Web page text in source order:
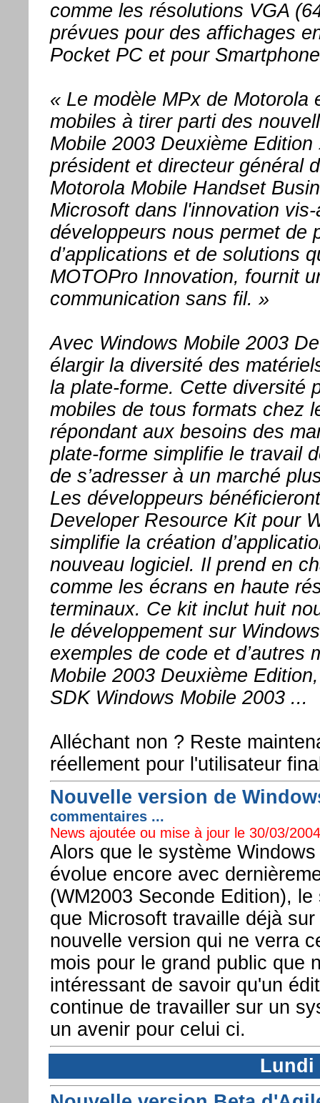
comme les résolutions VGA
prévues pour des affichages
Pocket PC et pour
« Le modèle MPx de Motorola
mobiles à tirer parti des
Mobile 2003 Deuxième
président et directeur général
Motorola Mobile Handset
Microsoft dans l'innovation
développeurs nous permet de
d’applications et de solutions
MOTOPro Innovation, fournit
communication sans fil. »
Avec Windows Mobile 2003
élargir la diversité des
la plate-forme. Cette diversité
mobiles de tous formats chez
répondant aux besoins des
plate-forme simplifie le travail
de s’adresser à un marché
Les développeurs
Developer Resource Kit pour
simplifie la création
nouveau logiciel. Il prend en
comme les écrans en haute
terminaux. Ce kit inclut huit
le développement sur
exemples de code et d’autres
Mobile 2003 Deuxième
SDK Windows Mobile 2003 ...
Alléchant non ? Reste
réellement pour l'utilisateur
Nouvelle version de
commentaires ...
News ajoutée ou mise à jour le 30/03/
Alors que le système
évolue encore avec
(WM2003 Seconde Edition),
que Microsoft travaille déjà
nouvelle version qui ne verra
mois pour le grand public que
intéressant de savoir qu'un
continue de travailler sur un
un avenir pour celui ci.
Lundi